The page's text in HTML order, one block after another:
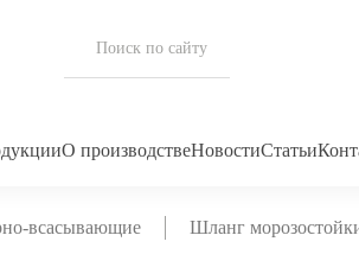
О производствеНовостиСтатьи
всасывающие Шланг